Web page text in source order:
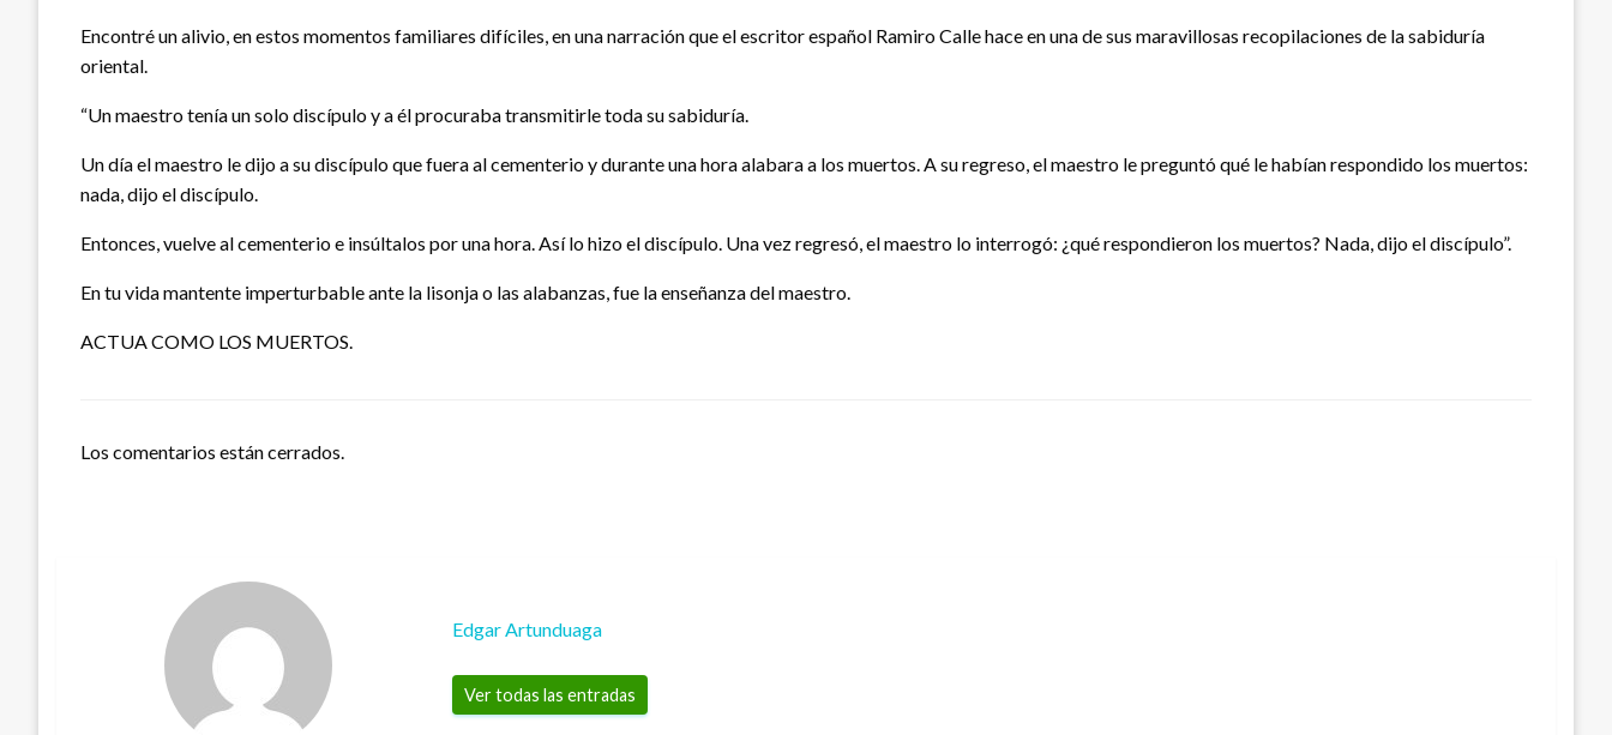
Encontré un alivio, en estos momentos familiares difíciles, en una narración que el escritor español Ramiro Calle hace en una de sus maravillosas recopilaciones de la sabiduría
oriental.
“Un maestro tenía un solo discípulo y a él procuraba transmitirle toda su sabiduría.
Un día el maestro le dijo a su discípulo que fuera al cementerio y durante una hora alabara a los muertos. A su regreso, el maestro le preguntó qué le habían respondido los muertos:
nada, dijo el discípulo.
Entonces, vuelve al cementerio e insúltalos por una hora. Así lo hizo el discípulo. Una vez regresó, el maestro lo interrogó: ¿qué respondieron los muertos? Nada, dijo el discípulo”.
En tu vida mantente imperturbable ante la lisonja o las alabanzas, fue la enseñanza del maestro.
ACTUA COMO LOS MUERTOS.
Los comentarios están cerrados.
Edgar Artunduaga
Ver todas las entradas